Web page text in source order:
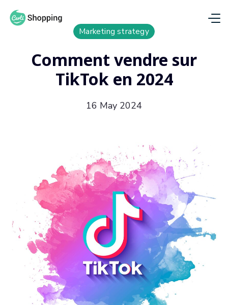
Marketing strategy
Comment vendre sur
TikTok en 2024
16 May 2024